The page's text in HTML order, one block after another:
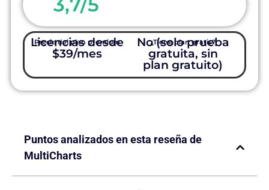
Precio del plan premium
Licencias desde
$39/mes
¿Tiene plan gratis?
No (solo prueba
gratuita, sin
plan gratuito)
Puntos analizados en esta reseña de
MultiCharts